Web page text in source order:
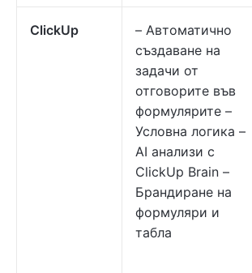
ClickUp
– Автоматично
създаване на
задачи от
отговорите във
формулярите –
Условна логика –
AI анализи с
ClickUp Brain –
Брандиране на
формуляри и
табла